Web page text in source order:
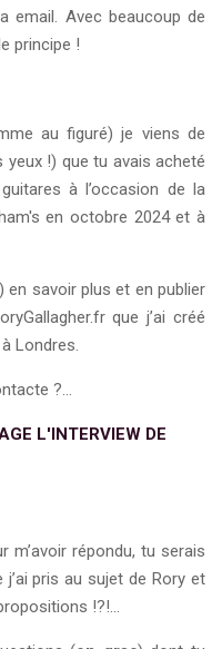
email. Avec beaucoup de
principe !
au figuré) je viens de
yeux !) que tu avais acheté
à l’occasion de la
en octobre 2024 et à
savoir plus et en publier
que j’ai créé
Londres.
?…
L'INTERVIEW DE
m’avoir répondu, tu serais
pris au sujet de Rory et
!?!…